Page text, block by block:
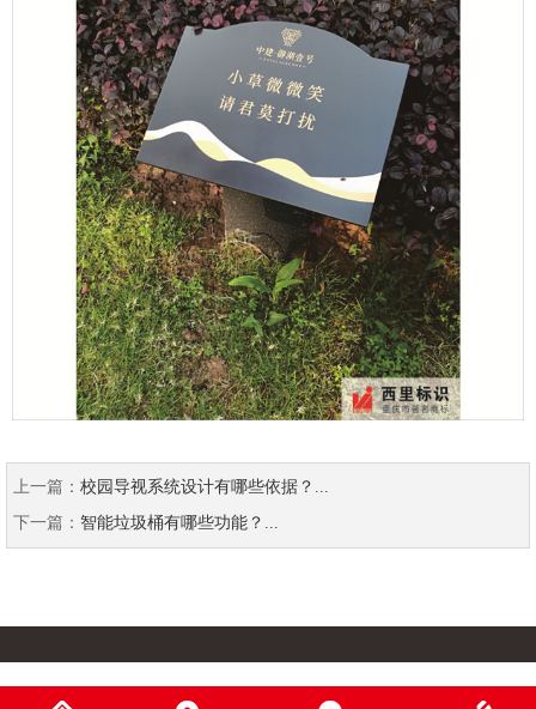
上一篇： 校园导视系统设计有哪些依据？...
下一篇： 智能垃圾桶有哪些功能？...